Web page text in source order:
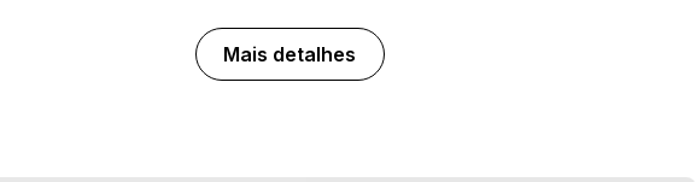
Mais detalhes